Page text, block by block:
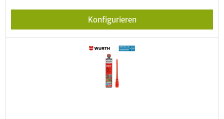
Konfigurieren